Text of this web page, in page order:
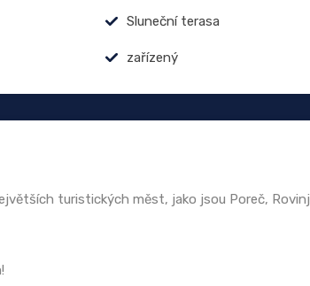
Sluneční terasa
zařízený
turistických měst, jako jsou Poreč, Rovinj